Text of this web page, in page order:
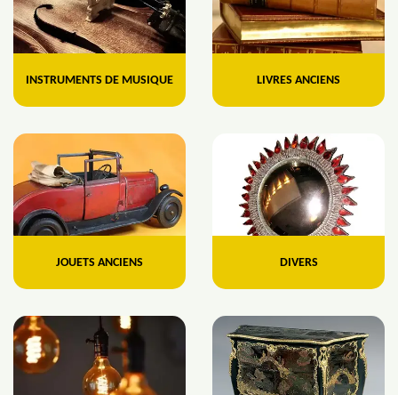
INSTRUMENTS DE MUSIQUE LIVRES ANCIENS
JOUETS ANCIENS DIVERS